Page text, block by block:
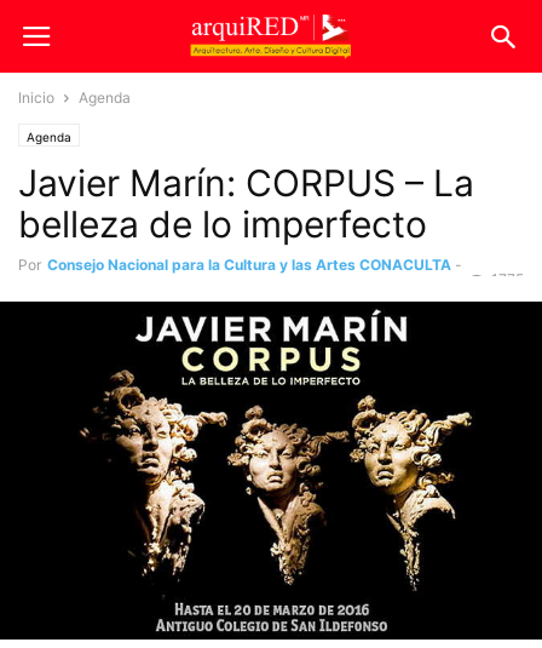
Inicio Agenda
Agenda
Javier Marín: CORPUS – La
belleza de lo imperfecto
Por Consejo Nacional para la Cultura y las Artes CONACULTA -
1775